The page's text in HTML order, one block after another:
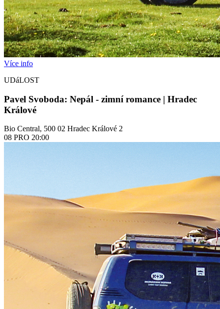
Více info
UDáLOST
Pavel Svoboda: Nepál - zimní romance | Hradec
Králové
Bio Central, 500 02 Hradec Králové 2
08 PRO 20:00